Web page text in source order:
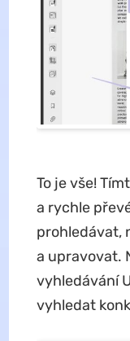
To je vše!
a rychle
prohledávat,
a upravovat.
vyhledávání
vyhledat